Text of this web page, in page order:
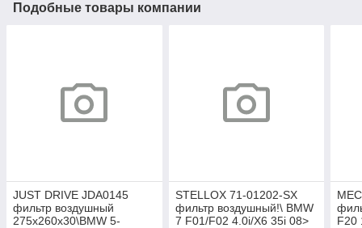
Подобные товары компании
JUST DRIVE JDA0145
фильтр воздушный
275x260x30\BMW 5-
STELLOX 71-01202-SX
фильтр воздушный!\ BMW
7 F01/F02 4.0i/X6 35i 08>
F20